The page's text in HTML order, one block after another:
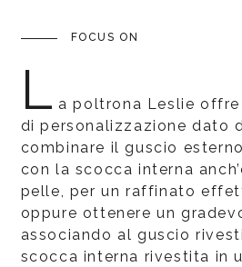
FOCUS ON
L a poltrona Leslie
di personalizzazione dato
combinare il guscio
con la scocca interna
pelle, per un raffinato
oppure ottenere un
associando al guscio
scocca interna rivestita in